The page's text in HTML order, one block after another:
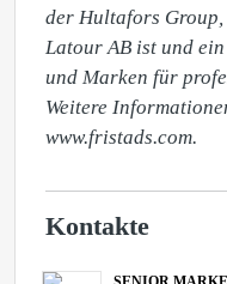
der Hultafors Group,
Latour AB ist und
und Marken für
Weitere
www.fristads.com.
Kontakte